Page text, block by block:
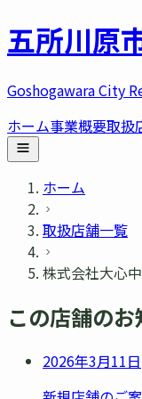
五所川原
Goshogawara City
ホーム事業概要取扱
ホーム
取扱店舗一覧
株式会社大心
この店舗の
2026年3月11日